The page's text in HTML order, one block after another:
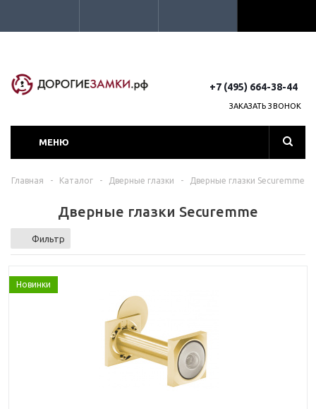
+7 (495) 664-38-44
ЗАКАЗАТЬ ЗВОНОК
МЕНЮ
Главная - Каталог - Дверные глазки - Дверные глазки Securemme
Дверные глазки Securemme
Фильтр
Новинки